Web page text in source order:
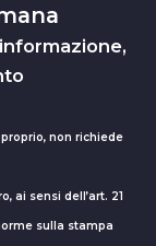
non richiede
ai sensi dell’art. 21
sulla stampa